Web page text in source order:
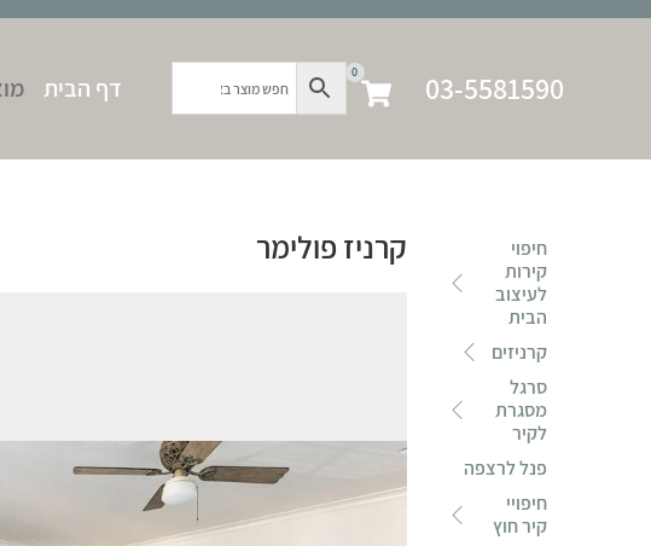
03-5581590
0
דף הבית
חיפוי
קירות
לעיצוב
הבית
קרניזים
סרגל
מסגרת
לקיר
פנל לרצפה
חיפויי
קיר חוץ
קרניז פולימר